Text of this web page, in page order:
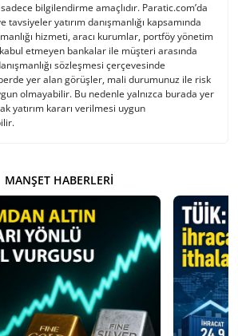
bilgilendirme amaçlıdır. Paratic.com’da
yatırım danışmanlığı kapsamında
hizmeti, aracı kurumlar, portföy yönetim
etmeyen bankalar ile müşteri arasında
sözleşmesi çerçevesinde
yer alan görüşler, mali durumunuz ile risk
olmayabilir. Bu nedenle yalnızca burada yer
yatırım kararı verilmesi uygun
MANŞET HABERLERI